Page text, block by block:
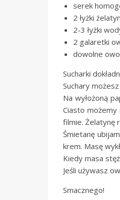
serek
2 łyżki
2-3 łyżki
2 galaretki
dowolne
Sucharki
Suchary
Na wyłożoną
Ciasto
filmie. Żelatynę
Śmietanę
krem. Masę
Kiedy masa
Jeśli używasz
Smacznego!